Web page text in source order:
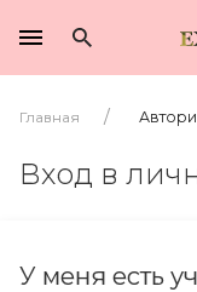
Главная
Вход в
У меня есть